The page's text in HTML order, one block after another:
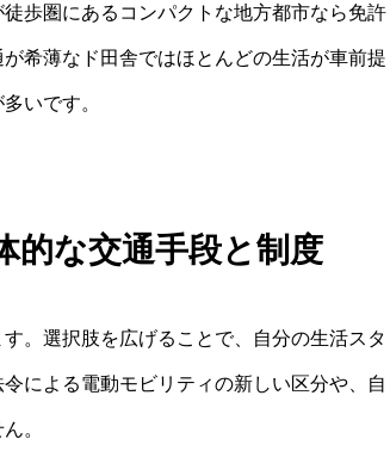
歩圏にあるコンパクトな地方都市なら免許
希薄なド田舎ではほとんどの生活が車前提
いです。
的な交通手段と制度
。選択肢を広げることで、自分の生活スタ
による電動モビリティの新しい区分や、自
。